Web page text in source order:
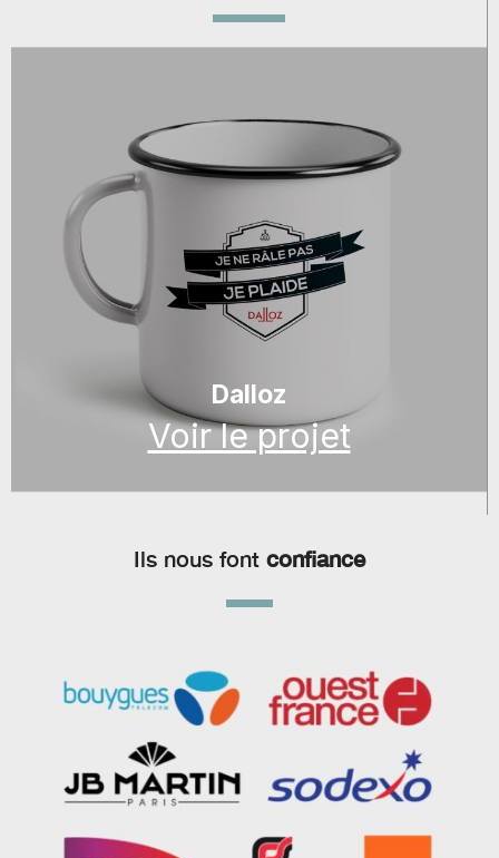
Dalloz
Voir le projet
Ils nous font confiance